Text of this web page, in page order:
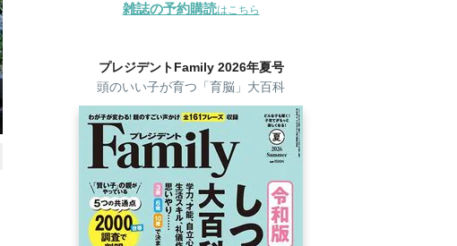
雑誌の予約購読はこちら
プレジデントFamily 2026年夏号
頭のいい子が育つ「育脳」大百科